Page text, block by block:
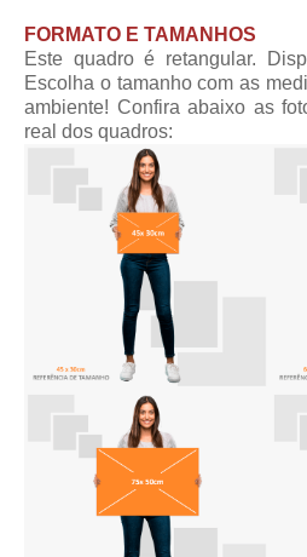
FORMATO E TAMANHOS
Este quadro é retangular.
Escolha o tamanho com as
ambiente! Confira abaixo as
real dos quadros: